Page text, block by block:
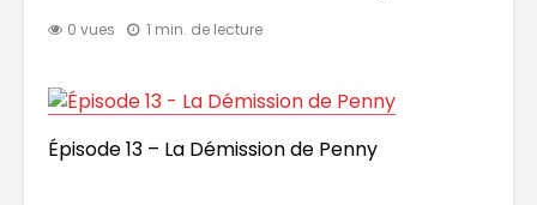
0 vues 1 min. de lecture
Épisode 13 – La Démission de Penny